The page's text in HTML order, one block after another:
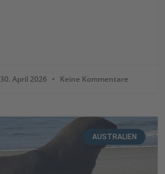
30. April 2026 Keine Kommentare
AUSTRALIEN